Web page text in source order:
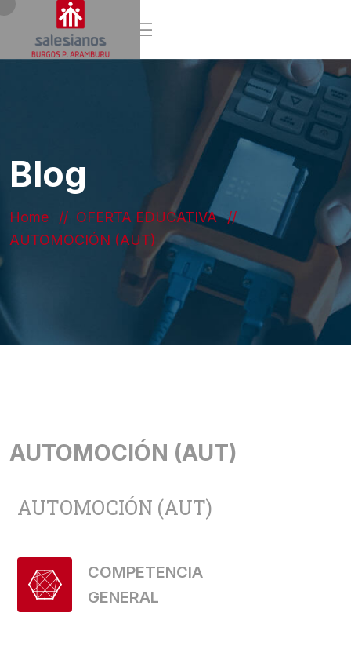
Blog
Home
OFERTA EDUCATIVA
AUTOMOCIÓN (AUT)
AUTOMOCIÓN (AUT)
AUTOMOCIÓN (AUT)
COMPETENCIA
GENERAL